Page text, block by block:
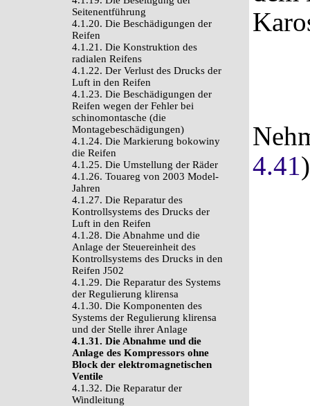
Seitenentführung
4.1.20. Die Beschädigungen der
Reifen
4.1.21. Die Konstruktion des
radialen Reifens
4.1.22. Der Verlust des Drucks der
Luft in den Reifen
4.1.23. Die Beschädigungen der
Reifen wegen der Fehler bei
schinomontasche (die
Montagebeschädigungen)
4.1.24. Die Markierung bokowiny
die Reifen
4.1.25. Die Umstellung der Räder
4.1.26. Touareg von 2003 Model-
Jahren
4.1.27. Die Reparatur des
Kontrollsystems des Drucks der
Luft in den Reifen
4.1.28. Die Abnahme und die
Anlage der Steuereinheit des
Kontrollsystems des Drucks in den
Reifen J502
4.1.29. Die Reparatur des Systems
der Regulierung klirensa
4.1.30. Die Komponenten des
Systems der Regulierung klirensa
und der Stelle ihrer Anlage
4.1.31. Die Abnahme und die
Anlage des Kompressors ohne
Block der elektromagnetischen
Ventile
4.1.32. Die Reparatur der
Windleitung
4.41